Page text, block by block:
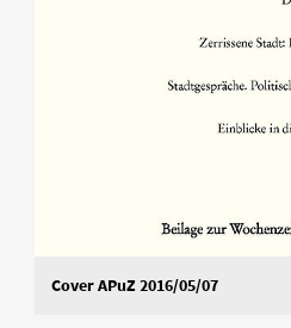
Cover APuZ 2016/05/07